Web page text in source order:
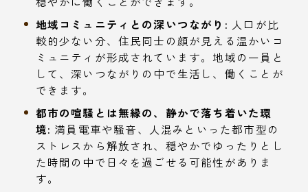
地域コミュニティとの深いつながり: 人口が比
較的少ない分、住民同士の顔が見える温かいコ
ミュニティが形成されています。地域の一員と
して、深いつながりの中で生活し、働くことが
できます。
都市の喧騒とは無縁の、静かで落ち着いた環
境: 満員電車や騒音、人混みといった都市型の
ストレスから解放され、穏やかでゆったりとし
た時間の中で日々を過ごせる可能性がありま
す。